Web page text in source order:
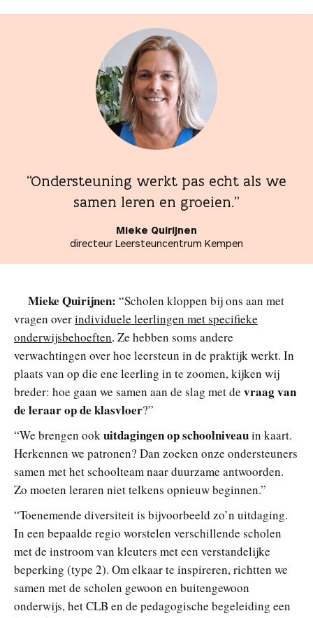
“Ondersteuning werkt pas echt als we
samen leren en groeien.”
Mieke Quirijnen
directeur Leersteuncentrum Kempen
Mieke Quirijnen: “Scholen kloppen bij ons aan met
vragen overindividuele leerlingen met specifieke
onderwijsbehoeften. Ze hebben soms andere
verwachtingen over hoe leersteun in de praktijk werkt. In
plaats van op die ene leerling in te zoomen, kijken wij
breder: hoe gaan we samen aan de slag met de vraag van
de leraar op de klasvloer?”
“We brengen ookuitdagingen op schoolniveauin kaart.
Herkennen we patronen? Dan zoeken onze ondersteuners
samen met het schoolteam naar duurzame antwoorden.
Zo moeten leraren niet telkens opnieuw beginnen.”
“Toenemende diversiteit is bijvoorbeeld zo’n uitdaging.
In een bepaalde regio worstelen verschillende scholen
met de instroom van kleuters met een verstandelijke
beperking (type 2). Om elkaar te inspireren, richtten we
samen met de scholen gewoon en buitengewoon
onderwijs, het CLB en de pedagogische begeleiding een